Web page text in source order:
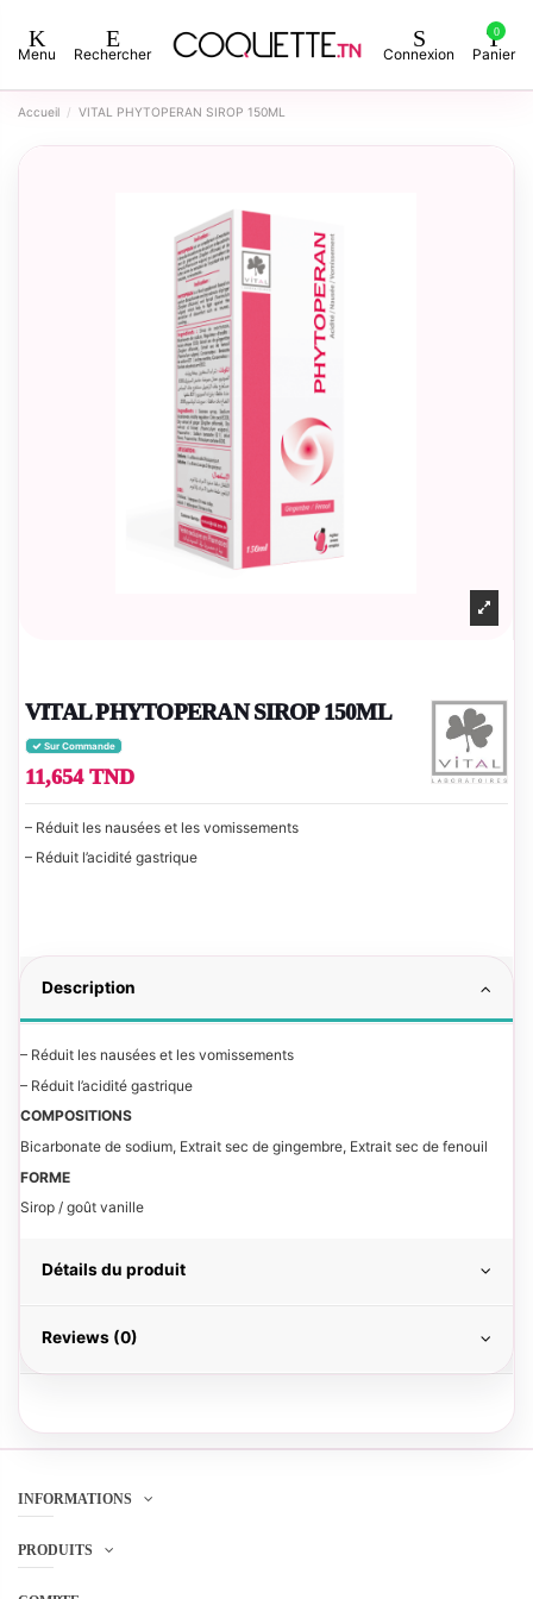
Menu Rechercher Connexion
0
Panier
Accueil VITAL PHYTOPERAN SIROP 150ML
VITAL PHYTOPERAN SIROP 150ML
Sur Commande
11,654 TND
– Réduit les nausées et les vomissements
– Réduit l’acidité gastrique
Description
– Réduit les nausées et les vomissements
– Réduit l’acidité gastrique
COMPOSITIONS
Bicarbonate de sodium, Extrait sec de gingembre, Extrait sec de fenouil
FORME
Sirop / goût vanille
Détails du produit
Reviews (0)
INFORMATIONS
PRODUITS